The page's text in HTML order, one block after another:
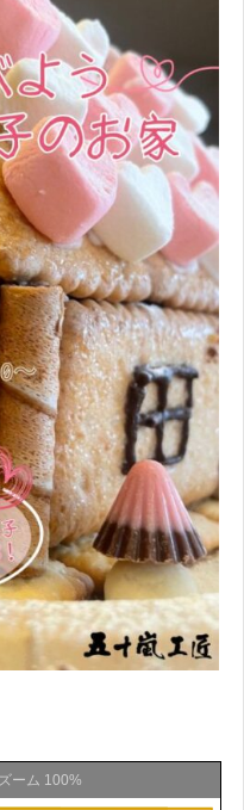
ズーム 100%